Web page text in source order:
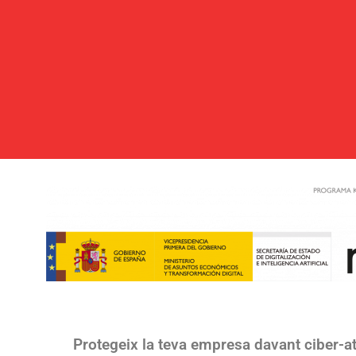
Protegeix la teva empresa davant ciber-